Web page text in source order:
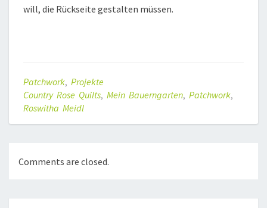
will, die Rückseite gestalten müssen.
Patchwork, Projekte
Country Rose Quilts, Mein Bauerngarten, Patchwork,
Roswitha Meidl
Comments are closed.